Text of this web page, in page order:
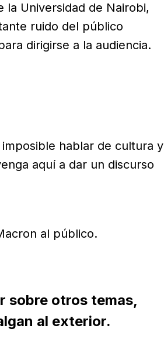
la Universidad de Nairobi,
ruido del público
dirigirse a la audiencia.
hablar de cultura y
aquí a dar un discurso
al público.
sobre otros temas,
al exterior.